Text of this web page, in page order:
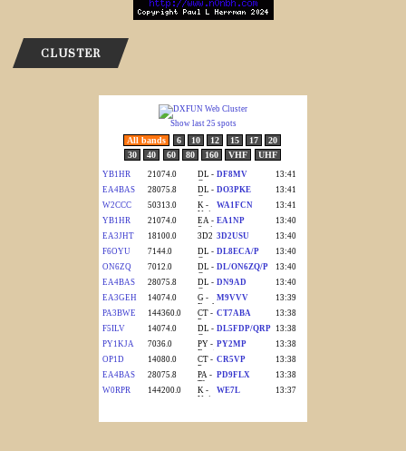
CLUSTER